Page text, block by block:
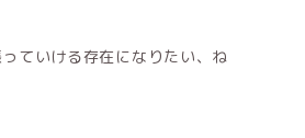
ていける存在になりたい、ね